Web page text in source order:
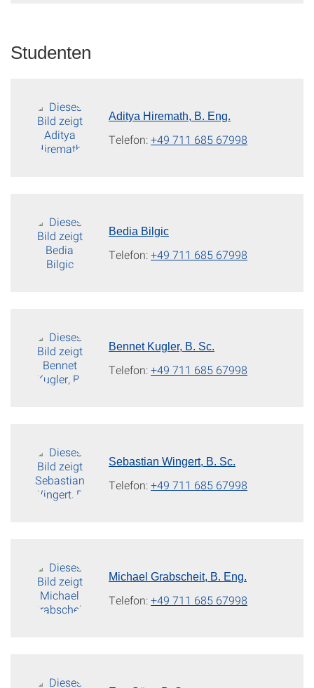
Studenten
Aditya Hiremath, B. Eng.
Telefon:+49 711 685 67998
Bedia Bilgic
Telefon:+49 711 685 67998
Bennet Kugler, B. Sc.
Telefon:+49 711 685 67998
Sebastian Wingert, B. Sc.
Telefon:+49 711 685 67998
Michael Grabscheit, B. Eng.
Telefon:+49 711 685 67998